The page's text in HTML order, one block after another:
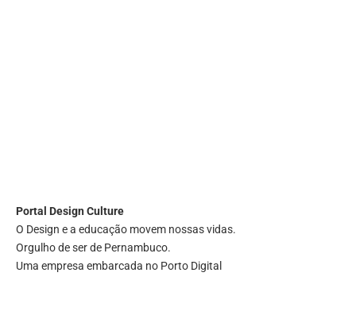
Portal Design Culture
O Design e a educação movem nossas vidas.
Orgulho de ser de Pernambuco.
Uma empresa embarcada no Porto Digital